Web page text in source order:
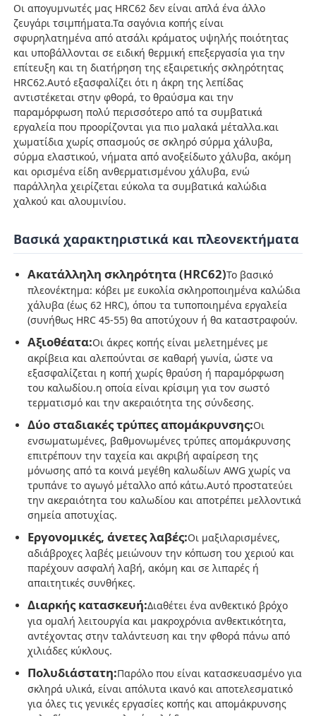
Προϊόντα
Βίντεο
Σχετικά με εμάς
Γύρος εργοστασίων
επαφή
Νέα
Ζητήστε ένα απόσπασμα
Πένσες συνδυασμού
Μακριές πένσες μύτης
Σφιχτήρες πλευρικής κοπής
Πολυλειτουργικές πέντες
Στριπτιγκέρ
Τεχνουργήματα συνδυασμού
Δοκιμαστική συσκευή
Οι απογυμνωτές μας HRC62 δεν είναι απλά ένα άλλο
ζευγάρι τσιμπήματα.Τα σαγόνια κοπής είναι
σφυρηλατημένα από ατσάλι κράματος υψηλής ποιότητας
και υποβάλλονται σε ειδική θερμική επεξεργασία για την
επίτευξη και τη διατήρηση της εξαιρετικής σκληρότητας
HRC62.Αυτό εξασφαλίζει ότι η άκρη της λεπίδας
αντιστέκεται στην φθορά, το θραύσμα και την
παραμόρφωση πολύ περισσότερο από τα συμβατικά
εργαλεία που προορίζονται για πιο μαλακά μέταλλα.και
χωματίδια χωρίς σπασμούς σε σκληρό σύρμα χάλυβα,
σύρμα ελαστικού, νήματα από ανοξείδωτο χάλυβα, ακόμη
και ορισμένα είδη ανθερματισμένου χάλυβα, ενώ
παράλληλα χειρίζεται εύκολα τα συμβατικά καλώδια
χαλκού και αλουμινίου.
Βασικά χαρακτηριστικά και πλεονεκτήματα
Ακατάλληλη σκληρότητα (HRC62)Το βασικό
πλεονέκτημα: κόβει με ευκολία σκληροποιημένα καλώδια
χάλυβα (έως 62 HRC), όπου τα τυποποιημένα εργαλεία
(συνήθως HRC 45-55) θα αποτύχουν ή θα καταστραφούν.
Αξιοθέατα:Οι άκρες κοπής είναι μελετημένες με
ακρίβεια και αλεπούνται σε καθαρή γωνία, ώστε να
εξασφαλίζεται η κοπή χωρίς θραύση ή παραμόρφωση
του καλωδίου.η οποία είναι κρίσιμη για τον σωστό
τερματισμό και την ακεραιότητα της σύνδεσης.
Δύο σταδιακές τρύπες απομάκρυνσης:Οι
ενσωματωμένες, βαθμονωμένες τρύπες απομάκρυνσης
επιτρέπουν την ταχεία και ακριβή αφαίρεση της
μόνωσης από τα κοινά μεγέθη καλωδίων AWG χωρίς να
τρυπάνε το αγωγό μέταλλο από κάτω.Αυτό προστατεύει
την ακεραιότητα του καλωδίου και αποτρέπει μελλοντικά
σημεία αποτυχίας.
Εργονομικές, άνετες λαβές:Οι μαξιλαρισμένες,
αδιάβροχες λαβές μειώνουν την κόπωση του χεριού και
παρέχουν ασφαλή λαβή, ακόμη και σε λιπαρές ή
απαιτητικές συνθήκες.
Διαρκής κατασκευή:Διαθέτει ένα ανθεκτικό βρόχο
για ομαλή λειτουργία και μακροχρόνια ανθεκτικότητα,
αντέχοντας στην ταλάντευση και την φθορά πάνω από
χιλιάδες κύκλους.
Πολυδιάστατη:Παρόλο που είναι κατασκευασμένο για
σκληρά υλικά, είναι απόλυτα ικανό και αποτελεσματικό
για όλες τις γενικές εργασίες κοπής και απομάκρυνσης